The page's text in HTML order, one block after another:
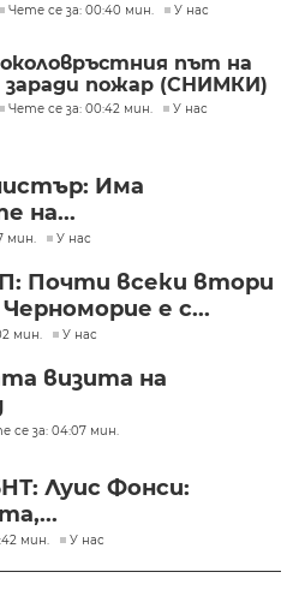
Чете се за: 00:40 мин. У нас
път на
заради пожар (СНИМКИ)
Чете се за: 00:42 мин. У нас
Има
на...
мин. У нас
Почти всеки втори
е с...
мин. У нас
визита на
се за: 04:07 мин.
Луис Фонси:
мин. У нас